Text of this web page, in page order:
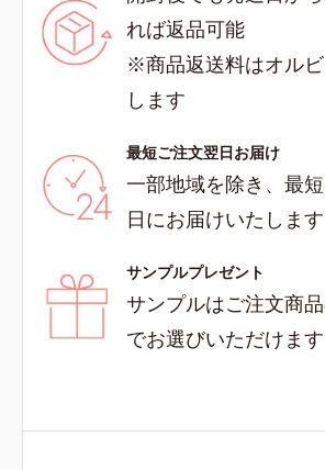
れば返品可能
※商品返送料はオル
します
最短ご注文翌日お届け
一部地域を除き、最
日にお届けいたします
サンプルプレゼント
サンプルはご注文商
でお選びいただけます